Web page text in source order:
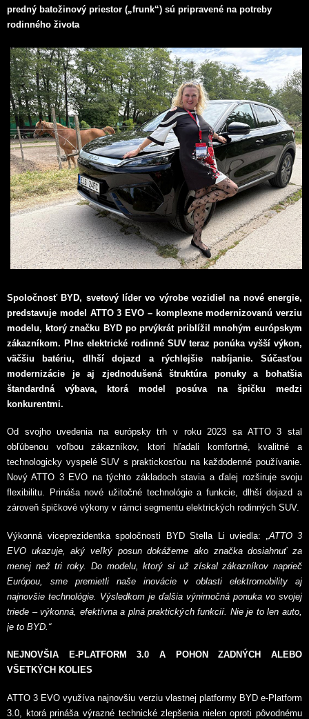
predný batožinový priestor („frunk“) sú pripravené na potreby
rodinného života
Spoločnosť BYD, svetový líder vo výrobe vozidiel na nové energie,
predstavuje model ATTO 3 EVO – komplexne modernizovanú verziu
modelu, ktorý značku BYD po prvýkrát priblížil mnohým európskym
zákazníkom. Plne elektrické rodinné SUV teraz ponúka vyšší výkon,
väčšiu batériu, dlhší dojazd a rýchlejšie nabíjanie. Súčasťou
modernizácie je aj zjednodušená štruktúra ponuky a bohatšia
štandardná výbava, ktorá model posúva na špičku medzi
konkurentmi.
Od svojho uvedenia na európsky trh v roku 2023 sa ATTO 3 stal
obľúbenou voľbou zákazníkov, ktorí hľadali komfortné, kvalitné a
technologicky vyspelé SUV s praktickosťou na každodenné používanie.
Nový ATTO 3 EVO na týchto základoch stavia a ďalej rozširuje svoju
flexibilitu. Prináša nové užitočné technológie a funkcie, dlhší dojazd a
zároveň špičkové výkony v rámci segmentu elektrických rodinných SUV.
Výkonná viceprezidentka spoločnosti BYD Stella Li uviedla:
„ATTO 3
EVO ukazuje, aký veľký posun dokážeme ako značka dosiahnuť za
menej než tri roky. Do modelu, ktorý si už získal zákazníkov naprieč
Európou, sme premietli naše inovácie v oblasti elektromobility aj
najnovšie technológie. Výsledkom je ďalšia výnimočná ponuka vo svojej
triede – výkonná, efektívna a plná praktických funkcií. Nie je to len auto,
je to BYD.“
NEJNOVŠIA E-PLATFORM 3.0 A POHON ZADNÝCH ALEBO
VŠETKÝCH KOLIES
ATTO 3 EVO využíva najnovšiu verziu vlastnej platformy BYD e-Platform
3.0, ktorá prináša výrazné technické zlepšenia nielen oproti pôvodnému